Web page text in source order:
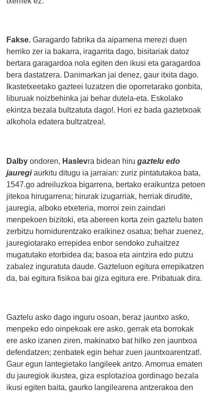
Fakse. Garagardo fabrika da aipamena merezi duen
herriko zer ia bakarra, iragarrita dago, bisitariak datoz
bertara garagardoa nola egiten den ikusi eta garagardoa
bera dastatzera. Danimarkan jai denez, gaur itxita dago.
Ikastetxeetako gazteei luzatzen die oporretarako gonbita,
liburuak noizbehinka jai behar dutela-eta. Eskolako
ekintza bezala bultzatuta dago!. Hori ez bada gaztetxoak
alkohola edatera bultzatzea!.
Dalby ondoren, Haslevra bidean hirugaztelu edo
jauregiaurkitu ditugu ia jarraian: zuriz pintatutakoa bata,
1547.go adreiluzkoa bigarrena, bertako eraikuntza petoen
jitekoa hirugarrena; hirurak izugarriak, herriak dirudite,
jauregia, alboko etxeteria, morroi zein zaindari
menpekoen bizitoki, eta abereen korta zein gaztelu baten
zerbitzu hornidurentzako eraikinez osatua; behar zuenez,
jauregiotarako errepidea enbor sendoko zuhaitzez
mugatutako etorbidea da; basoa eta aintzira edo putzu
zabalez inguratuta daude. Gazteluon egitura errepikatzen
da, bai egitura fisikoa bai giza egitura ere. Pribatuak dira.
Gaztelu asko dago inguru osoan, beraz jauntxo asko,
menpeko edo oinpekoak ere asko, gerrak eta borrokak
ere asko izanen ziren, makinatxo bat hilko zen jauntxoa
defendatzen; zenbatek egin behar zuen jauntxoarentzat!.
Gaur egun lantegietako langileek antzo. Amorrua ematen
du jauregiok ikustea, giza esplotazioa gordinago bezala
ikusi egiten baita, gaurko langilearena antzerakoa den